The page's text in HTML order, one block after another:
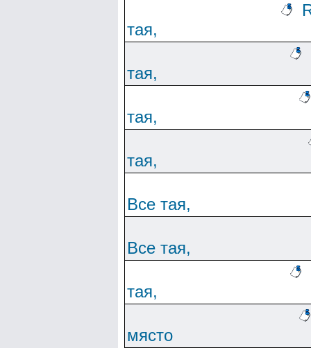
тая,
тая,
тая,
тая,
Все тая,
Все тая,
тая,
място